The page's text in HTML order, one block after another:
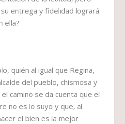
entrega y fidelidad logrará
ella?
quién al igual que Regina,
del pueblo, chismosa y
camino se da cuenta que el
no es lo suyo y que, al
el bien es la mejor